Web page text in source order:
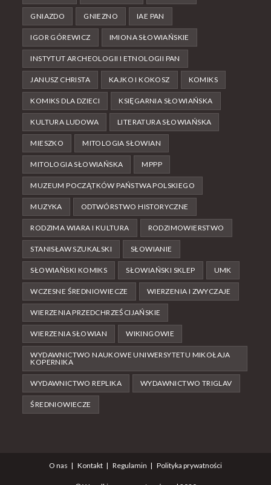
GNIAZDO GNIEZNO IAE PAN
IGOR GÓREWICZ IMIONA SŁOWIAŃSKIE
INSTYTUT ARCHEOLOGII I ETNOLOGII PAN
JANUSZ CHRISTA KAJKO I KOKOSZ KOMIKS
KOMIKS DLA DZIECI KSIĘGARNIA SŁOWIAŃSKA
KULTURA LUDOWA LITERATURA SŁOWIAŃSKA
MIESZKO MITOLOGIA SŁOWIAN
MITOLOGIA SŁOWIAŃSKA MPPP
MUZEUM POCZĄTKÓW PAŃSTWA POLSKIEGO
MUZYKA ODTWÓRSTWO HISTORYCZNE
RODZIMA WIARA I KULTURA RODZIMOWIERSTWO
STANISŁAW SZUKALSKI SŁOWIANIE
SŁOWIAŃSKI KOMIKS SŁOWIAŃSKI SKLEP UMK
WCZESNE ŚREDNIOWIECZE WIERZENIA I ZWYCZAJE
WIERZENIA PRZEDCHRZEŚCIJAŃSKIE
WIERZENIA SŁOWIAN WIKINGOWIE
WYDAWNICTWO NAUKOWE UNIWERSYTETU MIKOŁAJA
KOPERNIKA
WYDAWNICTWO REPLIKA WYDAWNICTWO TRIGLAV
ŚREDNIOWIECZE
O nas Kontakt Regulamin Polityka prywatności